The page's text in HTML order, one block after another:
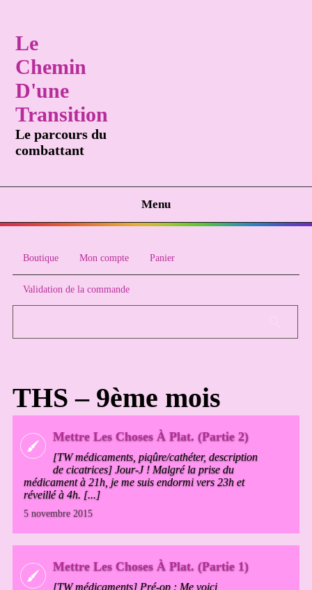
Le
Chemin
D'une
Transition
Le parcours du
combattant
Menu
Boutique Mon compte Panier
Validation de la commande
THS – 9ème mois
Mettre Les Choses À Plat. (Partie 2)
[TW médicaments, piqûre/cathéter, description
de cicatrices] Jour-J ! Malgré la prise du
médicament à 21h, je me suis endormi vers 23h et
réveillé à 4h. [...]
5 novembre 2015
Mettre Les Choses À Plat. (Partie 1)
[TW médicaments] Pré-op : Me voici